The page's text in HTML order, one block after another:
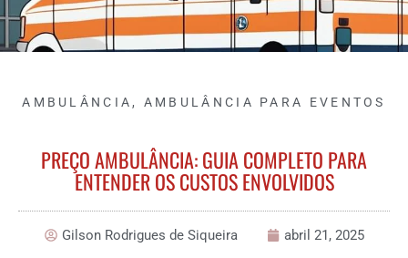
AMBULÂNCIA , AMBULÂNCIA PARA EVENTOS
PREÇO AMBULÂNCIA: GUIA COMPLETO PARA
ENTENDER OS CUSTOS ENVOLVIDOS
Gilson Rodrigues de Siqueira abril 21, 2025